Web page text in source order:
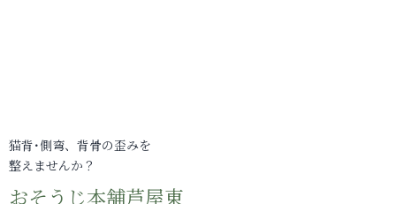
猫背･側弯、背骨の歪みを
整えませんか？
おそうじ本舗芦屋東